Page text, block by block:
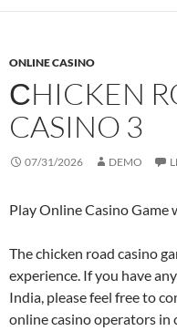
ONLINE CASINO
СHICKEN
CASINO 3
07/31/2026 DEMO
Play Online Casino Game
The chicken road casino
experience. If you have
India, please feel free to
online casino operators in